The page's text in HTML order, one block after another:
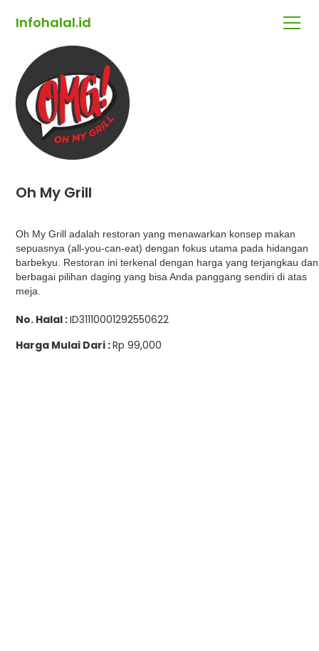
Infohalal.id
Oh My Grill
Oh My Grill adalah restoran yang menawarkan konsep makan
sepuasnya (all-you-can-eat) dengan fokus utama pada hidangan
barbekyu. Restoran ini terkenal dengan harga yang terjangkau dan
berbagai pilihan daging yang bisa Anda panggang sendiri di atas
meja.
No. Halal :ID31110001292550622
Harga Mulai Dari :Rp 99,000